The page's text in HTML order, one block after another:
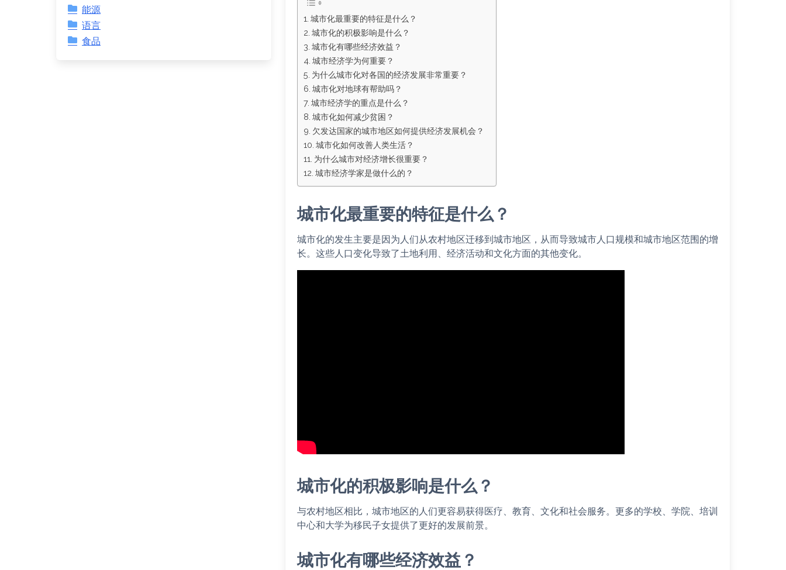
能源
语言
食品
城市化最重要的特征是什么？
城市化的积极影响是什么？
城市化有哪些经济效益？
城市经济学为何重要？
为什么城市化对各国的经济发展非常重要？
城市化对地球有帮助吗？
城市经济学的重点是什么？
城市化如何减少贫困？
欠发达国家的城市地区如何提供经济发展机会？
城市化如何改善人类生活？
为什么城市对经济增长很重要？
城市经济学家是做什么的？
城市化最重要的特征是什么？
城市化的发生主要是因为人们从农村地区迁移到城市地区，从而导致城市人口规模和城市地区范围的增
长。这些人口变化导致了土地利用、经济活动和文化方面的其他变化。
城市化的积极影响是什么？
与农村地区相比，城市地区的人们更容易获得医疗、教育、文化和社会服务。更多的学校、学院、培训
中心和大学为移民子女提供了更好的发展前景。
城市化有哪些经济效益？